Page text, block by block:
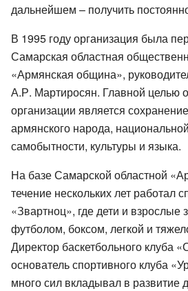
дальнейшем – получить
В 1995 году организация была
Самарская областная
«Армянская община»,
А.Р. Мартиросян. Главной целью
организации является
армянского народа,
самобытности, культуры и языка.
На базе Самарской областной
течение нескольких лет работал
«Звартноц», где дети и взрослые
футболом, боксом, легкой и
Директор баскетбольного клуба
основатель спортивного клуба
много сил вкладывал в развитие